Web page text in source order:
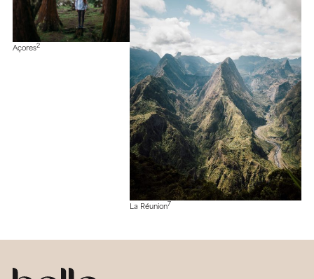
Açores2
La Réunion7